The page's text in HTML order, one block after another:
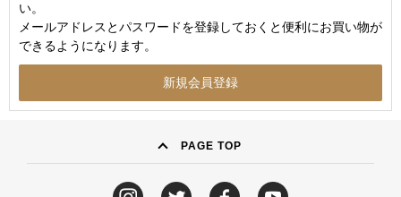
い。
メールアドレスとパスワードを登録しておくと便利にお買い物が
できるようになります。
PAGE TOP